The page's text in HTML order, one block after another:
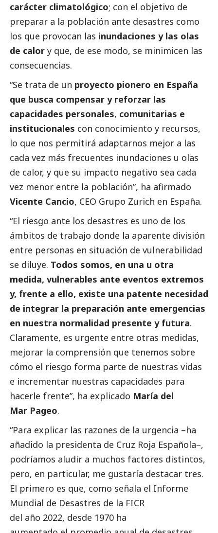
carácter climatológico; con el objetivo de
preparar a la población ante desastres como
los que provocan las inundaciones y las olas
de calor y que, de ese modo, se minimicen las
consecuencias.
“Se trata de un proyecto pionero en España
que busca compensar y reforzar las
capacidades personales, comunitarias e
institucionales con conocimiento y recursos,
lo que nos permitirá adaptarnos mejor a las
cada vez más frecuentes inundaciones u olas
de calor, y que su impacto negativo sea cada
vez menor entre la población”, ha afirmado
Vicente Cancio, CEO Grupo Zurich en España.
“El riesgo ante los desastres es uno de los
ámbitos de trabajo donde la aparente división
entre personas en situación de vulnerabilidad
se diluye. Todos somos, en una u otra
medida, vulnerables ante eventos extremos
y, frente a ello, existe una patente necesidad
de integrar la preparación ante emergencias
en nuestra normalidad presente y futura.
Claramente, es urgente entre otras medidas,
mejorar la comprensión que tenemos sobre
cómo el riesgo forma parte de nuestras vidas
e incrementar nuestras capacidades para
hacerle frente”, ha explicado María del
Mar Pageo.
“Para explicar las razones de la urgencia –ha
añadido la presidenta de Cruz Roja Española–,
podríamos aludir a muchos factores distintos,
pero, en particular, me gustaría destacar tres.
El primero es que, como señala el Informe
Mundial de Desastres de la FICR
del año 2022, desde 1970 ha